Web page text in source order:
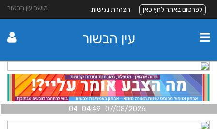
מושב עין הבשור לפרסום באתר לחץ כאן הצהרת נגישות
עין הבשור
07/08/2026 04:49 04